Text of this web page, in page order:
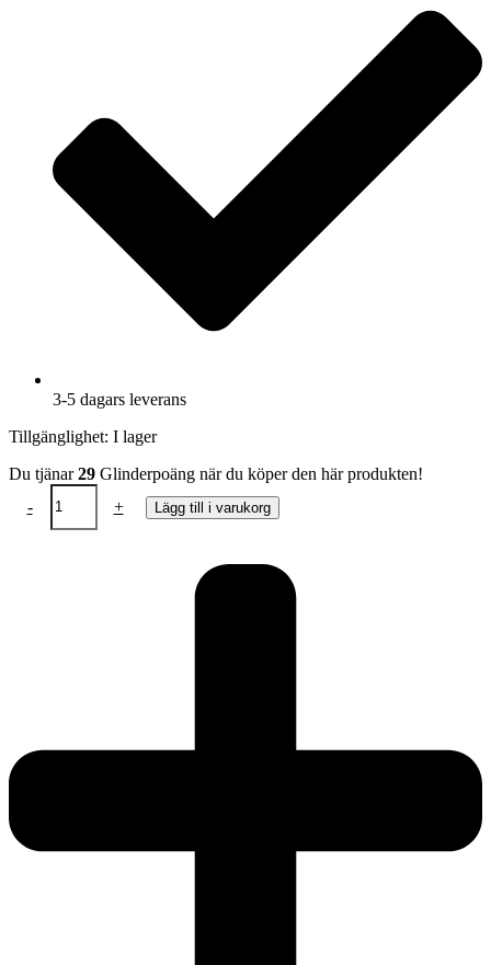
3-5 dagars leverans
Tillgänglighet: I lager
Du tjänar29 Glinderpoäng när du köper den här produkten!
-
Tygmärke
dubbel
+ Lägg till i varukorg